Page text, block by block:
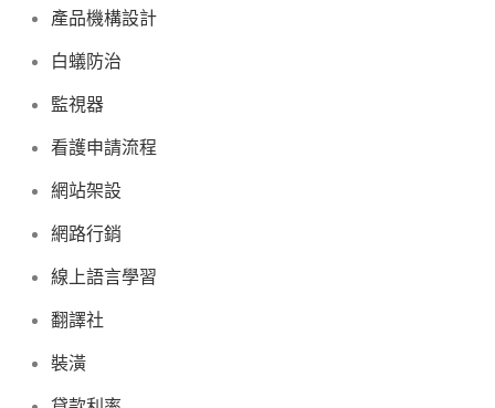
產品機構設計
白蟻防治
監視器
看護申請流程
網站架設
網路行銷
線上語言學習
翻譯社
裝潢